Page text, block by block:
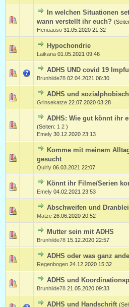
In welchen Situationen
wann verstellt ihr euch?
Henuauso 31.05.2020 21:32
Hypochondrie
Laikana 01.05.2021 09:46
ADHS UND covid 19
Brunhilde78 02.04.2021 06:30
ADHS und
Grinsekatze 22.07.2020 03:28
ADHS: Wie gut könnt ihr
(Seiten: 1 2 )
Emely 30.12.2020 23:13
Komme mit meinem
gesucht
Quirly 06.03.2021 22:07
Könnt ihr Filme/Serien
Emely 04.02.2021 23:53
Abschweifen und
Matze 26.06.2020 20:52
Mutter sein mit ADHS
Brunhilde78 15.12.2020 22:57
ADHS oder was ganz
Regenbogen 24.12.2020 15:32
ADHS und
Brunhilde78 21.05.2020 09:33
ADHS und Handschrift